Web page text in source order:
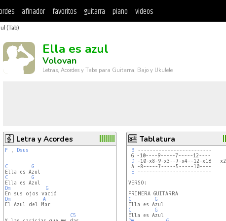
afinador favoritos guitarra piano videos
(Tab)
Ella es azul
Volovan
Letras, Acordes y Tabs para Guitarra, Bajo y Ukulele
Letra y Acordes
F , Dsus
C
G
C
G
Dm
G
Dm
A
El Azul del Mar
C5
Tablatura
B -------------------------
G -10----9-----7-----12----
D -10-x8-9-x3--7-x4--12-x16   x2
A -8-----7-----5-----10----
E -------------------------
VERSO:
C
G
C
G